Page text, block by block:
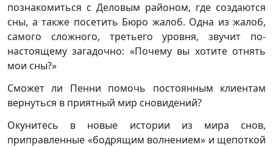
познакомиться с Деловым районом, где создаются
сны, а также посетить Бюро жалоб. Одна из жалоб,
самого сложного, третьего уровня, звучит по-
настоящему загадочно: «Почему вы хотите отнять
мои сны?»
Сможет ли Пенни помочь постоянным клиентам
вернуться в приятный мир сновидений?
Окунитесь в новые истории из мира снов,
приправленные «бодрящим волнением» и щепоткой